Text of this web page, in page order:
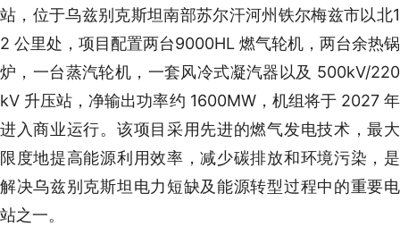
站，位于乌兹别克斯坦南部苏尔汗河州铁尔梅兹市以北1
2 公里处，项目配置两台9000HL 燃气轮机，两台余热锅
炉，一台蒸汽轮机，一套风冷式凝汽器以及 500kV/220
kV 升压站，净输出功率约 1600MW，机组将于 2027 年
进入商业运行。该项目采用先进的燃气发电技术，最大
限度地提高能源利用效率，减少碳排放和环境污染，是
解决乌兹别克斯坦电力短缺及能源转型过程中的重要电
站之一。